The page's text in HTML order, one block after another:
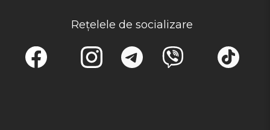
Rețelele de socializare